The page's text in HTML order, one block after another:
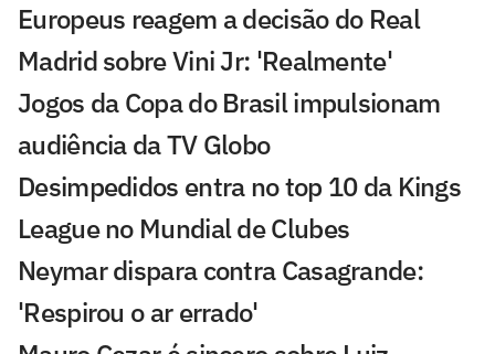
Europeus reagem a decisão do Real
Madrid sobre Vini Jr: 'Realmente'
Jogos da Copa do Brasil impulsionam
audiência da TV Globo
Desimpedidos entra no top 10 da Kings
League no Mundial de Clubes
Neymar dispara contra Casagrande:
'Respirou o ar errado'